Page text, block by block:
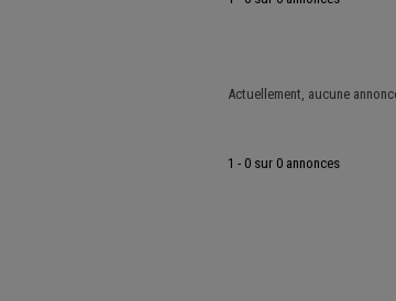
Actuellement, aucune
1 - 0 sur 0 annonces